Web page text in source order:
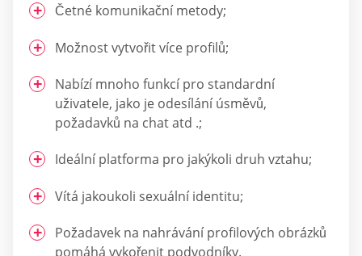
Četné komunikační metody;
Možnost vytvořit více profilů;
Nabízí mnoho funkcí pro standardní
uživatele, jako je odesílání úsměvů,
požadavků na chat atd .;
Ideální platforma pro jakýkoli druh vztahu;
Vítá jakoukoli sexuální identitu;
Požadavek na nahrávání profilových obrázků
pomáhá vykořenit podvodníky.